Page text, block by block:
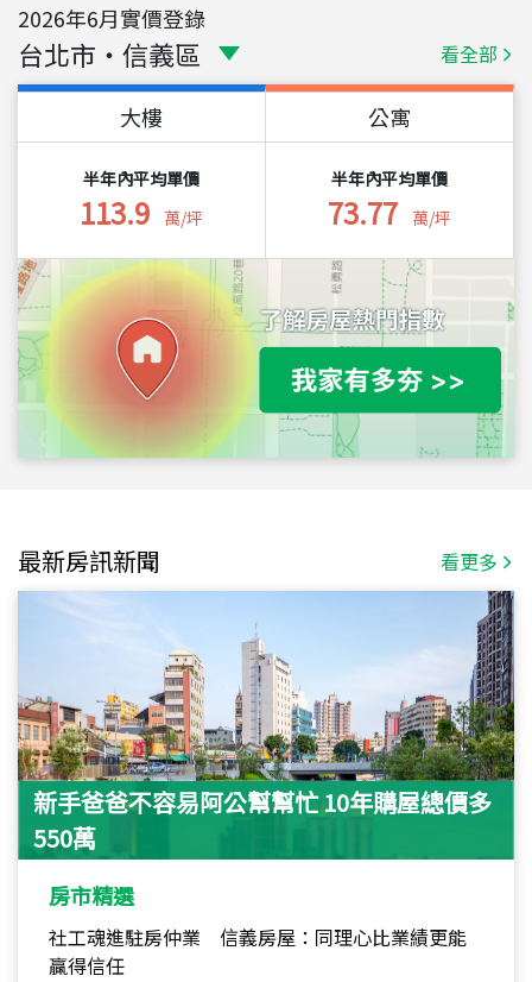
2026年6月實價登錄
台北市 ・ 信義區 看全部
大樓
半年內平均單價
113.9 萬/坪
公寓
半年內平均單價
73.77 萬/坪
最新房訊新聞 看更多
新手爸爸不容易阿公幫幫忙 10年購屋總價多
550萬
房市精選
社工魂進駐房仲業 信義房屋：同理心比業績更能
贏得信任